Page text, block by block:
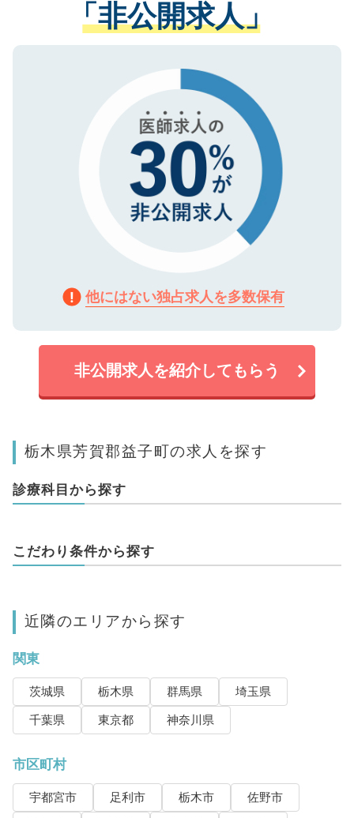
る、プライバシーマークを取得済みです。
で、機密保持に関してもご安心ください。
させていただきます。すぐにご転職をされ
ない方には、長期的なサポートが可能です
ので、まずはご登録ください。
「非公開求人」
他にはない独占求人を多数保有
非公開求人を紹介してもらう
栃木県芳賀郡益子町の求人を探す
診療科目から探す
こだわり条件から探す
近隣のエリアから探す
関東
茨城県 栃木県 群馬県
埼玉県
千葉県
東京都 神奈川県
市区町村
宇都宮市 足利市 栃木市
佐野市